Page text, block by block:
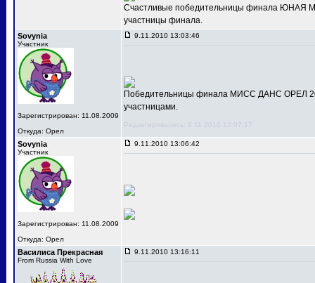
Счастливые победительницы финала ЮНАЯ
участницы финала.
Sovynia
Участник
Зарегистрирован: 11.08.2009
Откуда: Орел
9.11.2010 13:03:46
Победительницы финала МИСС ДАНС ОРЕЛ
участницами.
Редактировалось: 9.11.2010 13:07:17
Sovynia
Участник
Зарегистрирован: 11.08.2009
Откуда: Орел
9.11.2010 13:06:42
Василиса Прекрасная
From Russia With Love
9.11.2010 13:16:11